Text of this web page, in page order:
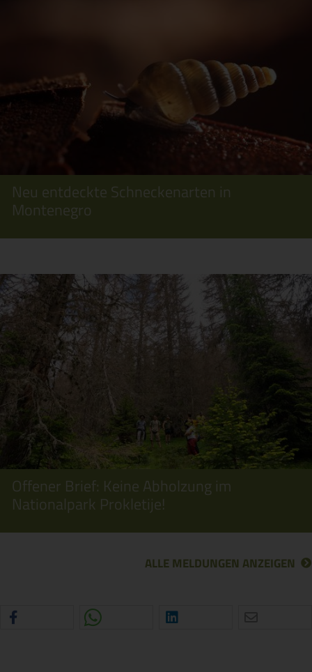
Neu entdeckte Schneckenarten in
Montenegro
Offener Brief: Keine Abholzung im
Nationalpark Prokletije!
ALLE MELDUNGEN ANZEIGEN